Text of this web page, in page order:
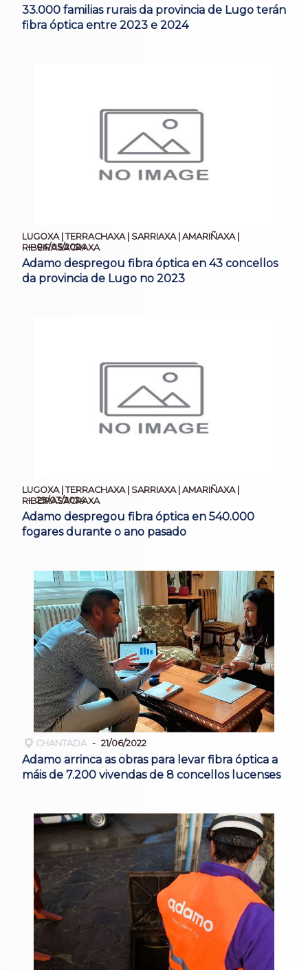
33.000 familias rurais da provincia de Lugo terán
fibra óptica entre 2023 e 2024
LUGOXA | TERRACHAXA | SARRIAXA | AMARIÑAXA |
RIBEIRASACRAXA
04/05/2024
Adamo despregou fibra óptica en 43 concellos
da provincia de Lugo no 2023
LUGOXA | TERRACHAXA | SARRIAXA | AMARIÑAXA |
RIBEIRASACRAXA
29/03/2024
Adamo despregou fibra óptica en 540.000
fogares durante o ano pasado
CHANTADA 21/06/2022
Adamo arrinca as obras para levar fibra óptica a
máis de 7.200 vivendas de 8 concellos lucenses